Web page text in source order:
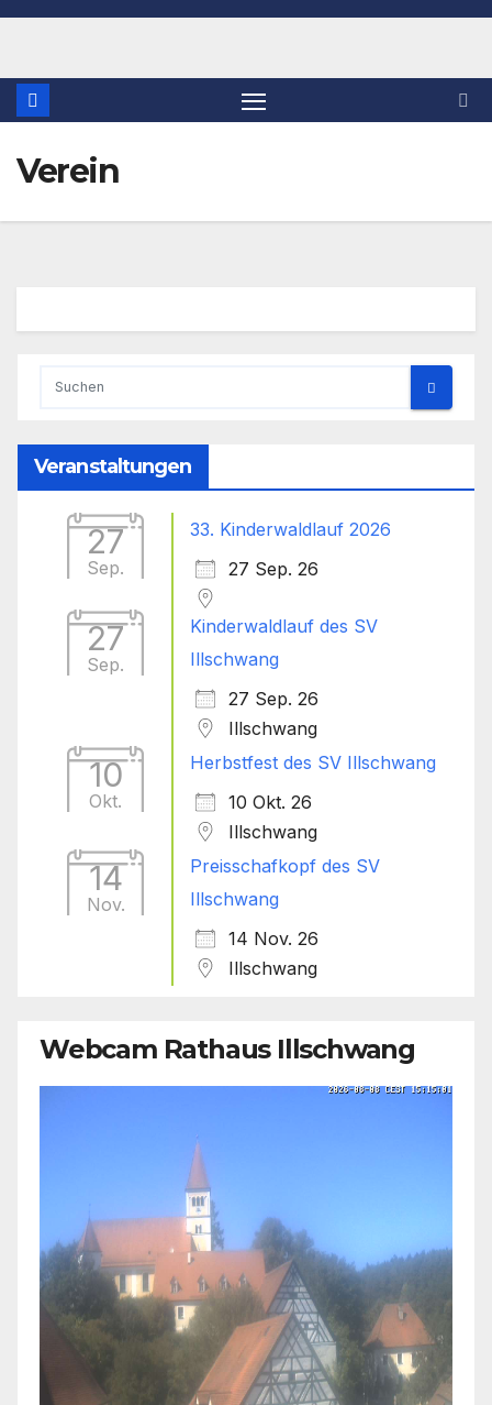
Verein
Veranstaltungen
27
Sep.
33. Kinderwaldlauf 2026
27 Sep. 26
27
Sep.
Kinderwaldlauf des SV
Illschwang
27 Sep. 26
Illschwang
10
Okt.
Herbstfest des SV Illschwang
10 Okt. 26
Illschwang
14
Nov.
Preisschafkopf des SV
Illschwang
14 Nov. 26
Illschwang
Webcam Rathaus Illschwang